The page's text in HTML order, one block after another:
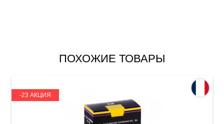
ПОХОЖИЕ ТОВАРЫ
-23 АКЦИЯ